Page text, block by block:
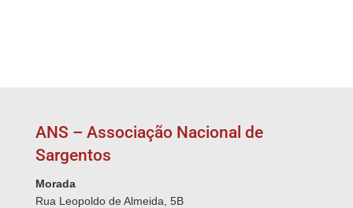
ANS – Associação Nacional de
Sargentos
Morada
Rua Leopoldo de Almeida, 5B